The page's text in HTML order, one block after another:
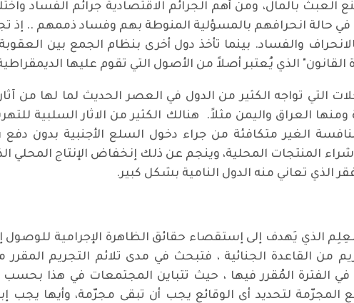
بالمال، ومن أهم الجرائم الاقتصادية جرائم الفساد
حالة انحرافهم بالمسؤلية المنوطة بهم وفساد ذممهم .. إذ
بالانحراف والفساد. بينما تأخذ دول أخرى بنظام الجمع بين
القانون" الذي يُعتبر أصلاً من الأصول التي تقوم عليها
التي تواجه الكثير من الدول في العصر الحديث لما لها من
العراق واليمن مثلاً. هنالك الكثير من الاثار السلبية
الغير متكافئة من جراء دخول السلع الأجنبية بدون
المنتجات المحلية، وينجم عن ذلك إنخفاض الإنتاج المحلي
الذي تعاني منه الدول النامية بشكل كبير.
الذي يَهدف إلى إستقصاء حقائق الظاهرة الإجرامية
من القاعدة الجنائية ، فتبحث في مدى تلائم التجريم
في الفترة المُقرر فيها ، حيث تتباين المجتمعات في هذا
المجرّمة لتحديد أى الوقائع يجب أن تبقى مجرّمة، وأيها يجب